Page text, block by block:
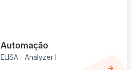
Automação
ELISA - Analyzer I